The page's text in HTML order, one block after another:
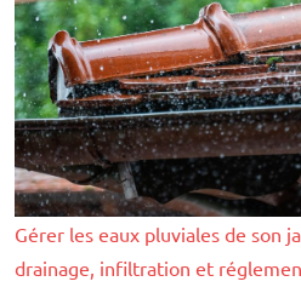
Gérer les eaux pluviales de son
drainage, infiltration et